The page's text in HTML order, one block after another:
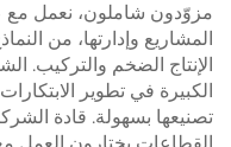
مزوّدون شاملون، نعمل مع
المشاريع وإدارتها، من
الإنتاج الضخم والتركيب.
الكبيرة في تطوير
تصنيعها بسهولة. قادة